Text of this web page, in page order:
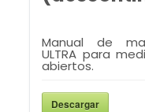
Manual de
ULTRA para
abiertos.
Descargar